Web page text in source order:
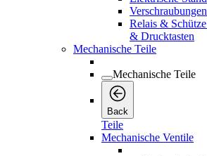
Relais &
& Drucktasten
Mechanische Teile
Mechanische Teile
Back
Teile
Mechanische Ventile